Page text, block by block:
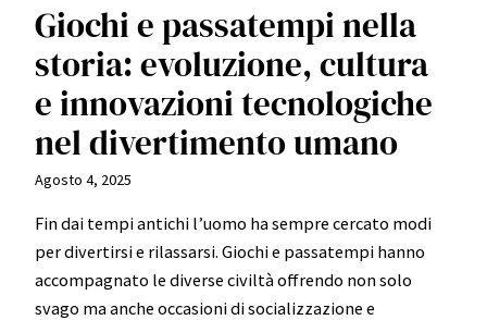
Giochi e passatempi nella
storia: evoluzione, cultura
e innovazioni tecnologiche
nel divertimento umano
Agosto 4, 2025
Fin dai tempi antichi l’uomo ha sempre cercato modi
per divertirsi e rilassarsi. Giochi e passatempi hanno
accompagnato le diverse civiltà offrendo non solo
svago ma anche occasioni di socializzazione e